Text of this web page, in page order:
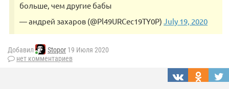
больше, чем другие бабы
— андрей захаров (@Pl49URCec19TY0P) July 19, 2020
Добавил Stopor 19 Июля 2020
нет комментариев